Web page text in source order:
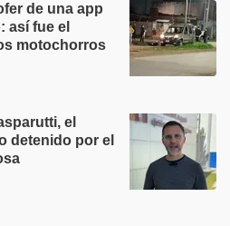
de una app
así fue el
motochorros
el
detenido por el